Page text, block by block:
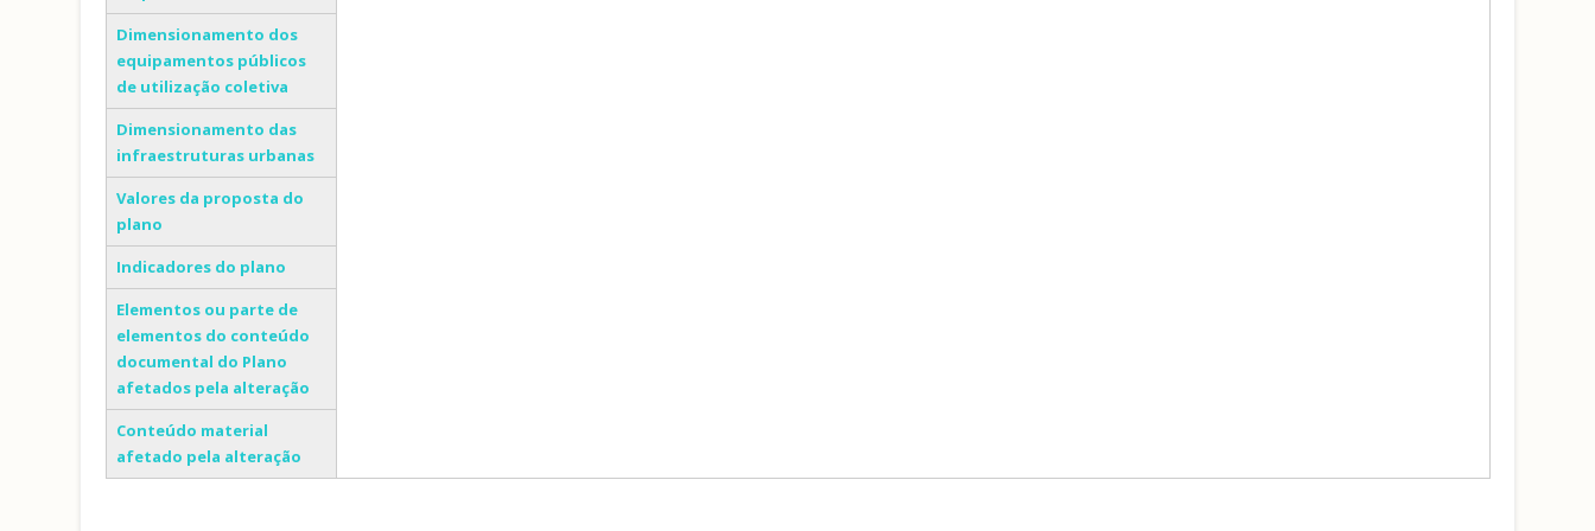
Dimensionamento dos
equipamentos públicos
de utilização coletiva
Dimensionamento das
infraestruturas urbanas
Valores da proposta do
plano
Indicadores do plano
Elementos ou parte de
elementos do conteúdo
documental do Plano
afetados pela alteração
Conteúdo material
afetado pela alteração